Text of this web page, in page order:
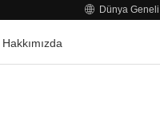
Dünya Geneli
Hakkımızda